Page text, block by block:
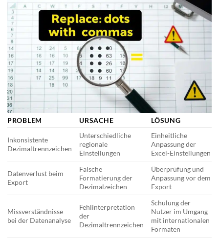
PROBLEM URSACHE LÖSUNG
Inkonsistente
Dezimaltrennzeichen
Unterschiedliche
regionale
Einstellungen
Einheitliche
Anpassung der
Excel-Einstellungen
Datenverlust beim
Export
Falsche
Formatierung der
Dezimalzeichen
Überprüfung und
Anpassung vor dem
Export
Missverständnisse
bei der Datenanalyse
Fehlinterpretation
der
Dezimaltrennzeichen
Schulung der
Nutzer im Umgang
mit internationalen
Formaten